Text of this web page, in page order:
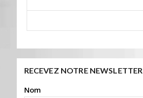
RECEVEZ NOTRE NEWSLETTER
Nom